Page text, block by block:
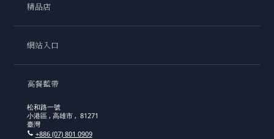
精品店
網站入口
高餐藍帶
松和路一號
小港區 , 高雄市 , 81271
臺灣
+886 (07) 801 0909